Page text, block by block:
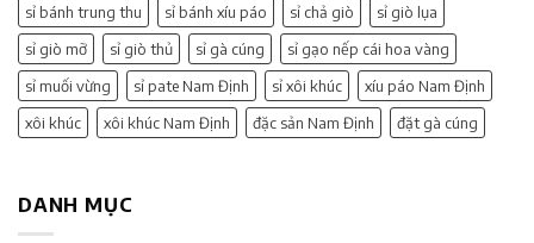
sỉ bánh trung thu
sỉ bánh xíu páo sỉ chả giò
sỉ giò lụa
sỉ giò mỡ
sỉ giò thủ sỉ gà cúng
sỉ gạo nếp cái hoa vàng
sỉ muối vừng
sỉ pate Nam Định sỉ xôi khúc
xíu páo Nam Định
xôi khúc
xôi khúc Nam Định đặc sản Nam Định đặt gà cúng
DANH MỤC